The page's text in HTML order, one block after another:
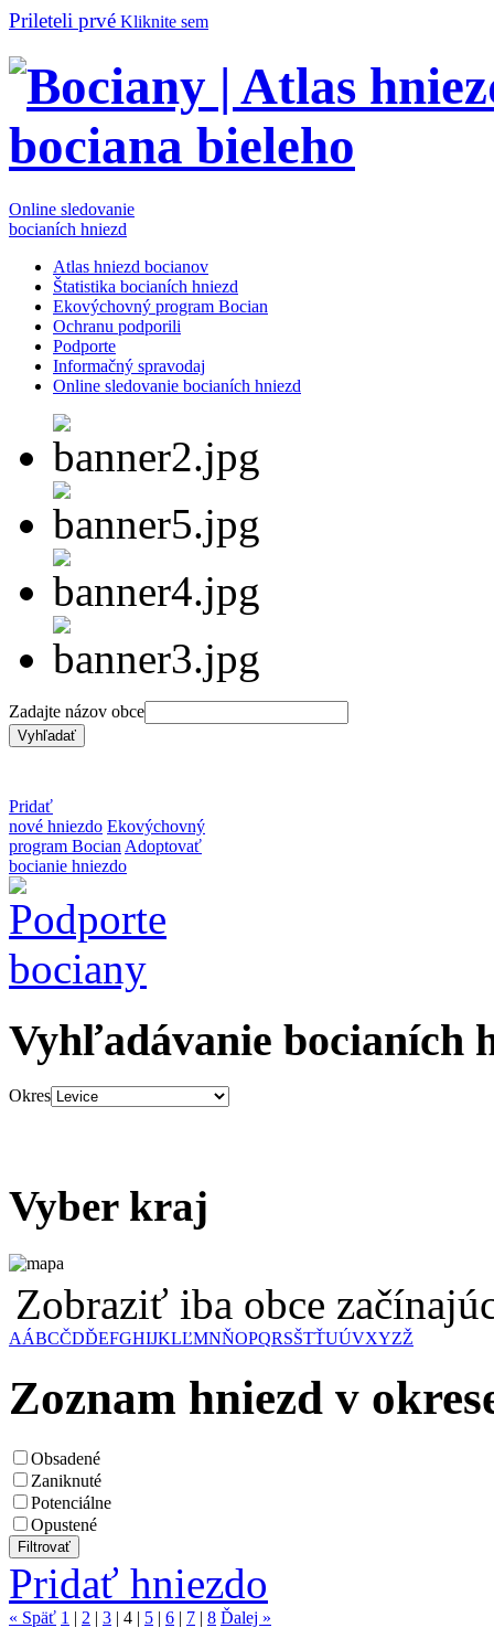
Prileteli prvé Kliknite sem
Online sledovanie
bocianích hniezd
Atlas hniezd bocianov
Štatistika bocianích hniezd
Ekovýchovný program Bocian
Ochranu podporili
Podporte
Informačný spravodaj
Online sledovanie bocianích hniezd
Zadajte názov obce
Pridať
nové hniezdo Ekovýchovný
program Bocian Adoptovať
bocianie hniezdo
Vyhľadávanie bocianích
Okres
Vyber kraj
Zobraziť iba obce
AÁBCČDĎEFGHIJKLĽMNŇOPQRSŠTŤUÚVXYZŽ
Zoznam hniezd v
Obsadené
Zaniknuté
Potenciálne
Opustené
Pridať hniezdo
« Späť 1 | 2 | 3 | 4 | 5 | 6 | 7 | 8 Ďalej »